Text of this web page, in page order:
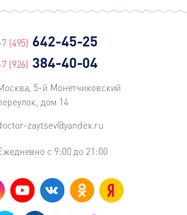
(495) 642-45-25
(926) 384-40-04
5-й Монетчиковский
дом 14
zaytsev@yandex.ru
с 9:00 до 21:00